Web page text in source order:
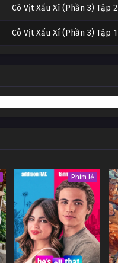
Cô Vịt Xấu Xí (Phần 3) Tập 2
Cô Vịt Xấu Xí (Phần 3) Tập 1
Phim lẻ